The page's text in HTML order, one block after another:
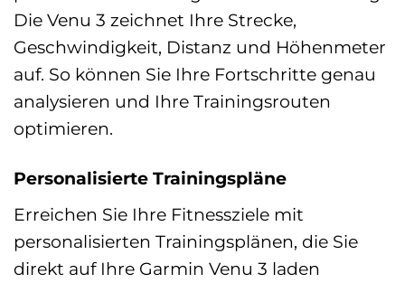
Die Venu 3 zeichnet Ihre Strecke,
Geschwindigkeit, Distanz und Höhenmeter
auf. So können Sie Ihre Fortschritte genau
analysieren und Ihre Trainingsrouten
optimieren.
Personalisierte Trainingspläne
Erreichen Sie Ihre Fitnessziele mit
personalisierten Trainingsplänen, die Sie
direkt auf Ihre Garmin Venu 3 laden